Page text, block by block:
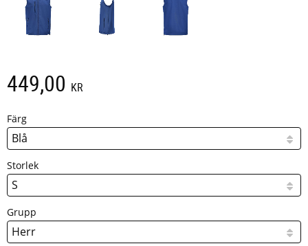
449,00 KR
Färg
Storlek
Grupp